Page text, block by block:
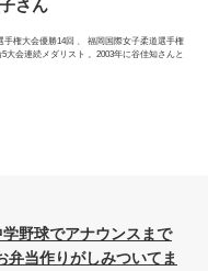
さん
権大会優勝14回 、 福岡国際女子柔道選手権
会連続メダリスト 。2003年に谷佳知さんと
学野球でアナウンスまで
弁当作りがしみついてま